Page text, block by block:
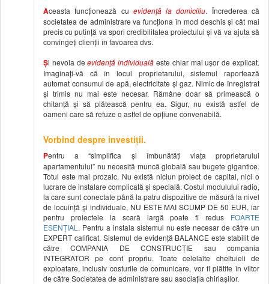
Aceasta funcționează cu evidenţăla domiciliu. Încrederea că
societatea de administrare va funcționa în mod deschis și cât mai
precis cu putință va spori credibilitatea proiectului și vă va ajuta să
convingeți clienții în favoarea dvs.
Și nevoia deevidenţă individualăeste chiar mai ușor de explicat.
Imaginați-vă că în locul proprietarului, sistemul raportează
automat consumul de apă, electricitate și gaz. Nimic de înregistrat
și trimis nu mai este necesar. Rămâne doar să primească o
chitanță și să plătească pentru ea. Sigur, nu există astfel de
oameni care să refuze o astfel de opțiune convenabilă.
Vorbind despre investiții.
Pentru a “simplifica și îmbunătăți viața proprietarului
apartamentului” nu necesită muncă globală sau bugete gigantice.
Totul este mai prozaic. Nu există niciun proiect de capital, nici o
lucrare de instalare complicată și specială. Costul modulului radio,
la care sunt conectate până la patru dispozitive de măsură la nivel
de locuință și individuale, NU ESTE MAI SCUMP DE 50 EUR, iar
pentru proiectele la scară largă poate fi redus FOARTE
ESENȚIAL . Pentru a instala sistemul nu este necesar de către un
EXPERT calificat. Sistemul de evidenţă BALANCE este stabilit de
către COMPANIA DE CONSTRUCŢIE sau compania
INTEGRATOR pe cont propriu. Toate celelalte cheltuieli de
exploatare, inclusiv costurile de comunicare, vor fi plătite în viitor
de către Societatea de administrare sau asociația chiriașilor.